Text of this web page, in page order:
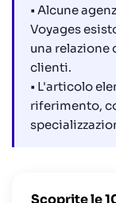
• Alcune
Voyages
una relazione
clienti.
• L'articolo
riferimento,
Scoprite le